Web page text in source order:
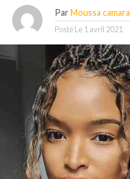
Par Moussa camara
Posté Le 1 avril 2021